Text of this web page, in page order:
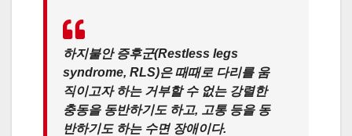
하지불안 증후군(Restless legs
syndrome, RLS)은 때때로 다리를 움
직이고자 하는 거부할 수 없는 강렬한
충동을 동반하기도 하고, 고통 등을 동
반하기도 하는 수면 장애이다.